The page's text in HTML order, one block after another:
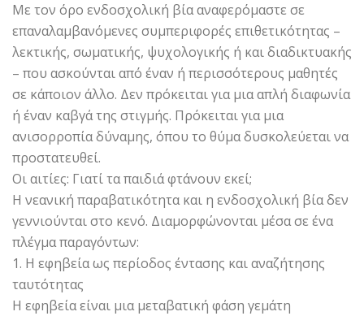
Με τον όρο ενδοσχολική βία αναφερόμαστε σε
επαναλαμβανόμενες συμπεριφορές επιθετικότητας –
λεκτικής, σωματικής, ψυχολογικής ή και διαδικτυακής
– που ασκούνται από έναν ή περισσότερους μαθητές
σε κάποιον άλλο. Δεν πρόκειται για μια απλή διαφωνία
ή έναν καβγά της στιγμής. Πρόκειται για μια
ανισορροπία δύναμης, όπου το θύμα δυσκολεύεται να
προστατευθεί.
Οι αιτίες: Γιατί τα παιδιά φτάνουν εκεί;
Η νεανική παραβατικότητα και η ενδοσχολική βία δεν
γεννιούνται στο κενό. Διαμορφώνονται μέσα σε ένα
πλέγμα παραγόντων:
1. Η εφηβεία ως περίοδος έντασης και αναζήτησης
ταυτότητας
Η εφηβεία είναι μια μεταβατική φάση γεμάτη